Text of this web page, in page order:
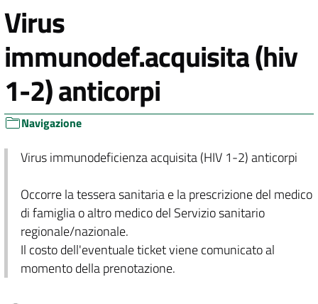
Virus
immunodef.acquisita (hiv
1-2) anticorpi
Navigazione
Virus immunodeficienza acquisita (HIV 1-2) anticorpi
Occorre la tessera sanitaria e la prescrizione del medico
di famiglia o altro medico del Servizio sanitario
regionale/nazionale.
Il costo dell'eventuale ticket viene comunicato al
momento della prenotazione.